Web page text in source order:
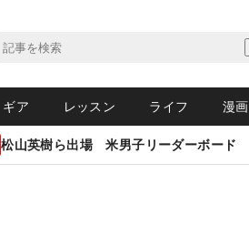
ギア レッスン ライフ 漫画
松山英樹ら出場 米男子リーダーボード